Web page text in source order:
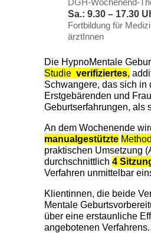
DGH-Wochenend-
Sa.: 9.30 – 17.30
Fortbildung für
ärztInnen
Die HypnoMentale
Studie verifiziertes,
Schwangere, das sich in
Erstgebärenden und
Geburtserfahrungen, als
An dem Wochenende
manualgestützte
praktischen Umsetzung
durchschnittlich 4
Verfahren unmittelbar
Klientinnen, die beide
Mentale
über eine erstaunliche
angebotenen Verfahrens.